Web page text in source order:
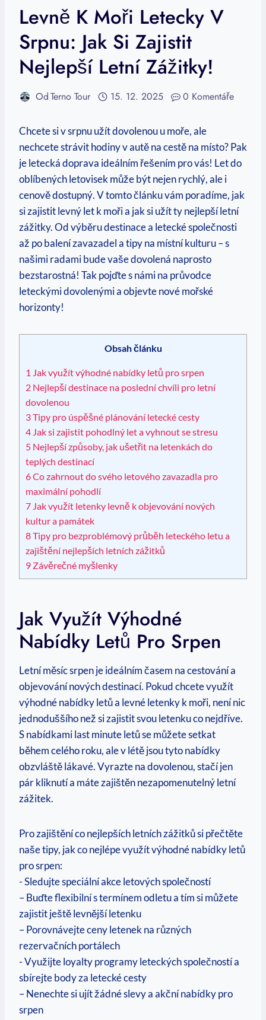
Levně K Moři Letecky V
Srpnu: Jak Si Zajistit
Nejlepší Letní Zážitky!
OdTerno Tour 15. 12. 2025 0 Komentáře
Chcete si v srpnu⁣ užít dovolenou u moře, ale‌
nechcete strávit hodiny v autě na cestě na místo? Pak⁣
je letecká doprava ideálním řešením pro vás! Let do
oblíbených letovisek může být nejen rychlý, ale i
‌cenově dostupný. V tomto článku vám poradíme, jak‌
si ⁤zajistit levný let k ‍moři a jak si užít ty nejlepší letní
zážitky. Od ⁣výběru destinace a letecké společnosti
⁣až po balení zavazadel a tipy na místní kulturu – s
našimi radami bude vaše ⁢dovolená naprosto
bezstarostná! Tak ⁢pojďte s námi na‍ průvodce
‍leteckými dovolenými a objevte nové mořské
horizonty!
Obsah článku
1 Jak využít výhodné nabídky ⁣letů ‍pro srpen
2 Nejlepší destinace na poslední chvíli pro letní
dovolenou
3Tipy pro úspěšné plánování letecké cesty
4 Jak si zajistit pohodlný let a vyhnout se stresu
5 Nejlepší způsoby,​ jak ušetřit na letenkách‍ do
teplých destinací
6Co zahrnout do svého letového zavazadla pro
maximální pohodlí
7 Jak využít letenky levně k objevování nových
kultur ⁢a památek
8Tipy pro bezproblémový průběh leteckého letu a
zajištění nejlepších letních zážitků
9 Závěrečné myšlenky
Jak Využít Výhodné
Nabídky ⁣letů ‍pro Srpen
Letní měsíc srpen je ideálním⁤ časem na cestování a
objevování nových destinací. Pokud chcete využít
výhodné nabídky letů a levné letenky k moři, není nic
jednoduššího ​než si⁤ zajistit svou letenku⁣ co nejdříve.
S nabídkami last minute letů se můžete setkat
během ‌celého roku,⁢ ale v⁤ létě jsou tyto nabídky
obzvláště lákavé. Vyrazte na dovolenou, stačí⁢ jen
pár kliknutí a​ máte zajištěn⁢ nezapomenutelný ‌letní
zážitek.
Pro zajištění co nejlepších letních zážitků si přečtěte
naše tipy, jak co nejlépe využít výhodné nabídky letů
pro srpen:
-​ Sledujte speciální akce letových společností
– Buďte flexibilní s termínem odletu a tím si můžete
zajistit ještě​ levnější letenku
– Porovnávejte ceny‍ letenek⁢ na různých⁣
rezervačních portálech
-⁣ Využijte loyalty⁤ programy leteckých společností a
sbírejte body za letecké cesty
– Nenechte⁢ si⁤ ujít žádné slevy a akční nabídky pro
srpen